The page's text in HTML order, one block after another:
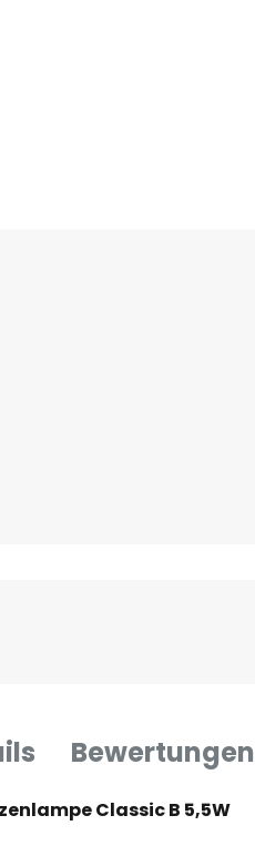
Bewertungen
Classic B 5,5W